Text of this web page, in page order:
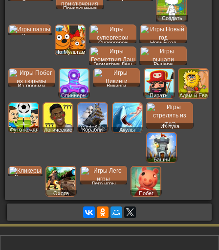
Ферма
Приключения
Аркады
Создать
Пер
Пазлы
По Мультам
Супергерои Новый год
Геометрия Даш Рыцари
Из тюрьмы
Спиннеры
Викинги
Пираты
Адам и Ева
Футб голов Логические Корабли Акулы
Из лука
Башни
Кликеры
Охота
Лего игры
Побег